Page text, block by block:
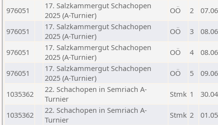
976051
17. Salzkammergut Schachopen
2025 (A-Turnier)
OÖ 2
976051
17. Salzkammergut Schachopen
2025 (A-Turnier)
OÖ 3
976051
17. Salzkammergut Schachopen
2025 (A-Turnier)
OÖ 4
976051
17. Salzkammergut Schachopen
2025 (A-Turnier)
OÖ 5
1035362
22. Schachopen in Semriach A-
Turnier
Stmk 1
1035362
22. Schachopen in Semriach A-
Turnier
Stmk 2